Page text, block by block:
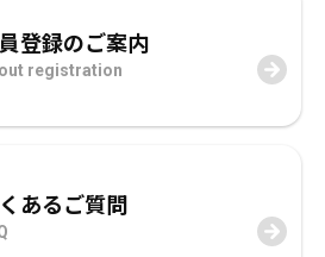
登録のご案内
registration
あるご質問